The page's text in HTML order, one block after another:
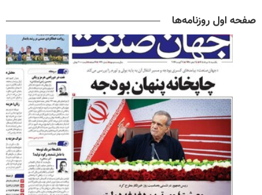
صفحه اول روزنامه‌ها